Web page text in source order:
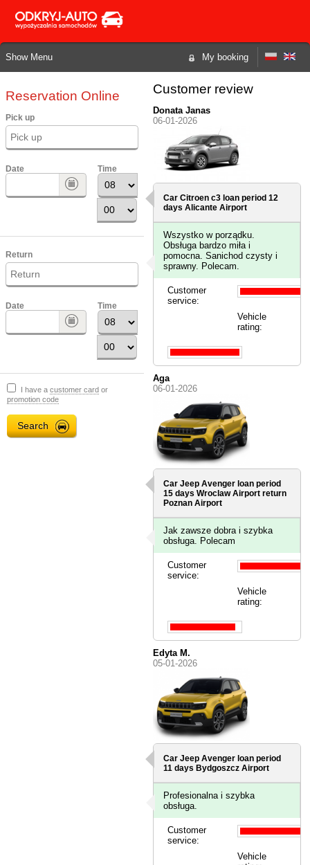
My booking
Show Menu
Reservation Online
Pick up
Date Time
Return
Date Time
I have a customer card or
promotion code
Customer review
Donata Janas
06-01-2026
Car Citroen c3 loan period 12
daysAlicante Airport
Wszystko w porządku.
Obsługa bardzo miła i
pomocna. Sanichod czysty i
sprawny. Polecam.
Customer
service:
Vehicle
rating:
Aga
06-01-2026
Car Jeep Avenger loan period
15 daysWroclaw Airport return
Poznan Airport
Jak zawsze dobra i szybka
obsługa. Polecam
Customer
service:
Vehicle
rating:
Edyta M.
05-01-2026
Car Jeep Avenger loan period
11 days Bydgoszcz Airport
Profesionalna i szybka
obsługa.
Customer
service:
Vehicle